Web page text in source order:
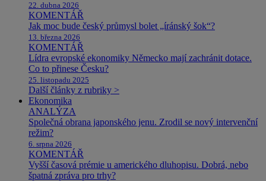
22. dubna 2026
KOMENTÁŘ
Jak moc bude český průmysl bolet „íránský šok“?
13. března 2026
KOMENTÁŘ
Lídra evropské ekonomiky Německo mají zachránit dotace.
Co to přinese Česku?
25. listopadu 2025
Další články z rubriky >
Ekonomika
ANALÝZA
Společná obrana japonského jenu. Zrodil se nový intervenční
režim?
6. srpna 2026
KOMENTÁŘ
Vyšší časová prémie u amerického dluhopisu. Dobrá, nebo
špatná zpráva pro trhy?